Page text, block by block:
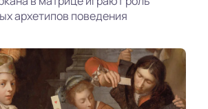
архетипов поведения